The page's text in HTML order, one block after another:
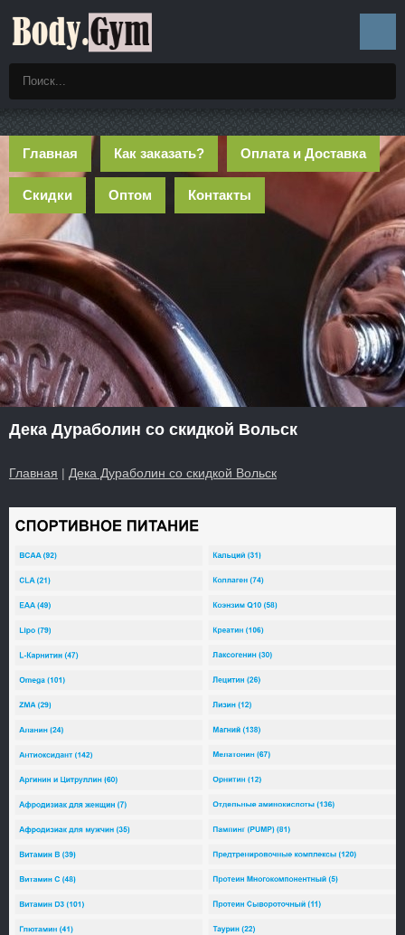
Главная Как заказать? Оплата и Доставка
Скидки Оптом Контакты
Дека Дураболин со скидкой Вольск
Главная | Дека Дураболин со скидкой Вольск